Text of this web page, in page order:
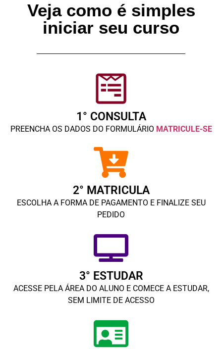
Veja como é simples
iniciar seu curso
1° CONSULTA
PREENCHA OS DADOS DO FORMULÁRIO MATRICULE-SE
2° MATRICULA
ESCOLHA A FORMA DE PAGAMENTO E FINALIZE SEU
PEDIDO
3° ESTUDAR
ACESSE PELA ÁREA DO ALUNO E COMECE A ESTUDAR,
SEM LIMITE DE ACESSO